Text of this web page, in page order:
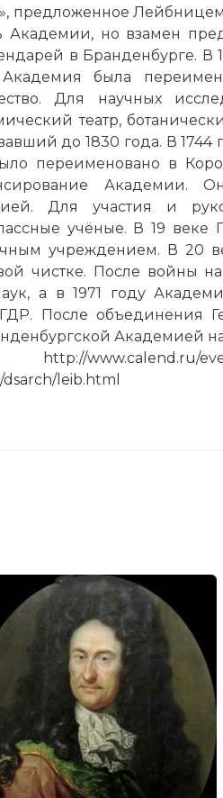
предложенное
Академии, но взамен
в Бранденбурге. В
была
Для научных
театр,
до 1830 года. В 1744
переименовано в
Академии.
Для участия и
учёные. В 19 веке
учреждением. В 20
чистке. После войны
а в 1971 году
После объединения
Академией
leib.html
Бранденбургская